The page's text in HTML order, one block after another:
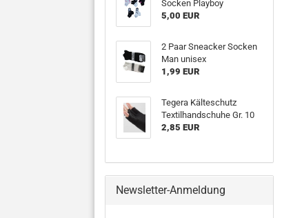
Socken Playboy
5,00 EUR
2 Paar Sneacker Socken
Man unisex
1,99 EUR
Tegera Kälteschutz
Textilhandschuhe Gr. 10
2,85 EUR
Newsletter-Anmeldung